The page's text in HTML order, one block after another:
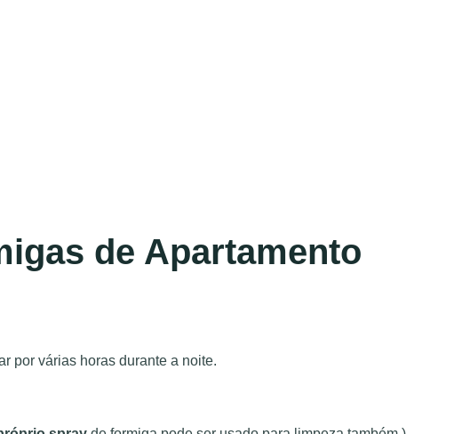
de Apartamento
por várias horas durante a noite.